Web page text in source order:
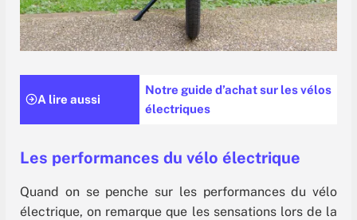
A lire aussi
Notre guide d’achat sur les vélos
électriques
Les performances du vélo électrique
Quand on se penche sur les performances du vélo
électrique, on remarque que les sensations lors de la